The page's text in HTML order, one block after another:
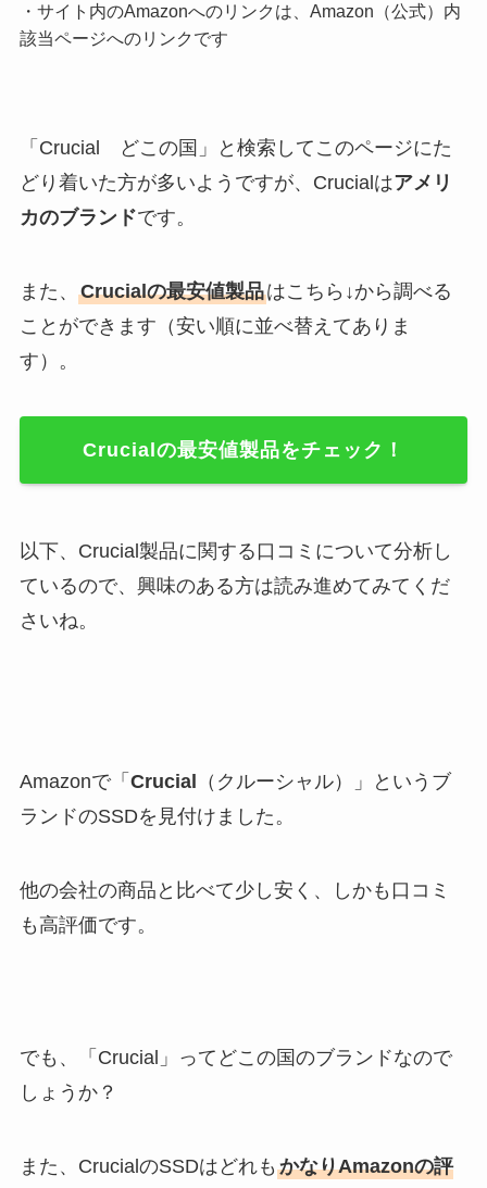
・サイト内のAmazonへのリンクは、Amazon（公式）内
該当ページへのリンクです
「Crucial どこの国」と検索してこのページにた
どり着いた方が多いようですが、Crucialはアメリ
カのブランドです。
また、 Crucialの最安値製品はこちら↓から調べる
ことができます（安い順に並べ替えてありま
す）。
Crucialの最安値製品をチェック！
以下、Crucial製品に関する口コミについて分析し
ているので、興味のある方は読み進めてみてくだ
さいね。
Amazonで「 Crucial
（クルーシャル）」というブ
ランドのSSDを見付けました。
他の会社の商品と比べて少し安く、しかも口コミ
も高評価です。
でも、「Crucial」ってどこの国のブランドなので
しょうか？
また、CrucialのSSDはどれも かなりAmazonの評